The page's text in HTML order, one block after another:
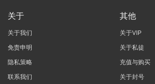
关于
关于我们
免责申明
隐私策略
联系我们
其他
关于VIP
关于私徒
充值与购买
关于封号